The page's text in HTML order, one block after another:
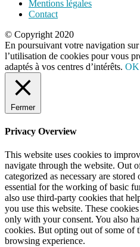
Mentions légales
Contact
© Copyright 2020
En poursuivant votre navigation
l’utilisation de cookies pour vous
adaptés à vos centres d’intérêts. OK
Fermer
Privacy Overview
This website uses cookies to
navigate through the website. Out
categorized as necessary are
essential for the working of basic
also use third-party cookies that
you use this website. These
only with your consent. You also
cookies. But opting out of some of
browsing experience.